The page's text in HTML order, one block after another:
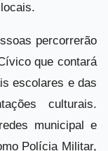
percorrerão
que contará
escolares e das
culturais.
municipal e
Polícia Militar,